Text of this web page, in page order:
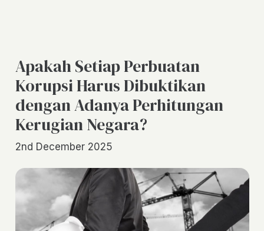
Apakah Setiap Perbuatan
Korupsi Harus Dibuktikan
dengan Adanya Perhitungan
Kerugian Negara?
2nd December 2025